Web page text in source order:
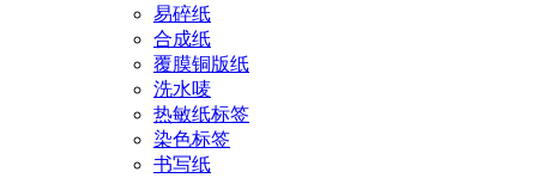
易碎纸
合成纸
覆膜铜版纸
洗水唛
热敏纸标签
染色标签
书写纸